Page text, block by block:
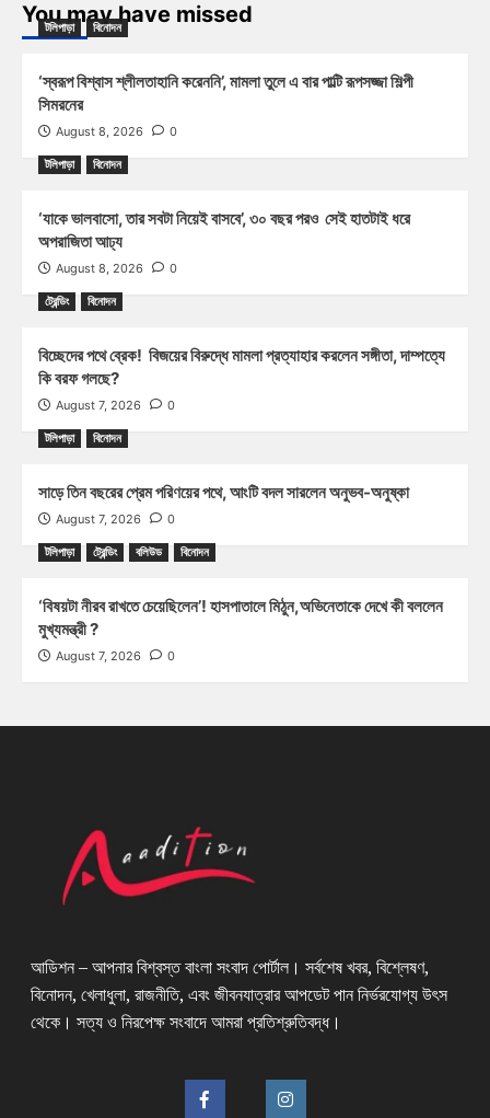
You may have missed
টলিপাড়া বিনোদন
‘স্বরূপ বিশ্বাস শ্লীলতাহানি করেননি’, মামলা তুলে এ বার পাল্টি রূপসজ্জা শিল্পী
সিমরনের
August 8, 2026 0
টলিপাড়া বিনোদন
‘যাকে ভালবাসো, তার সবটা নিয়েই বাসবে’, ৩০ বছর পরও সেই হাতটাই ধরে
অপরাজিতা আঢ্য
August 8, 2026 0
ট্রেন্ডিং বিনোদন
বিচ্ছেদের পথে ব্রেক! বিজয়ের বিরুদ্ধে মামলা প্রত্যাহার করলেন সঙ্গীতা, দাম্পত্যে
কি বরফ গলছে?
August 7, 2026 0
টলিপাড়া বিনোদন
সাড়ে তিন বছরের প্রেম পরিণয়ের পথে, আংটি বদল সারলেন অনুভব-অনুষ্কা
August 7, 2026 0
টলিপাড়া ট্রেন্ডিং বলিউড বিনোদন
‘বিষয়টা নীরব রাখতে চেয়েছিলেন’! হাসপাতালে মিঠুন,অভিনেতাকে দেখে কী বললেন
মুখ্যমন্ত্রী ?
August 7, 2026 0
আডিশন – আপনার বিশ্বস্ত বাংলা সংবাদ পোর্টাল। সর্বশেষ খবর, বিশ্লেষণ,
বিনোদন, খেলাধুলা, রাজনীতি, এবং জীবনযাত্রার আপডেট পান নির্ভরযোগ্য উৎস
থেকে। সত্য ও নিরপেক্ষ সংবাদে আমরা প্রতিশ্রুতিবদ্ধ।